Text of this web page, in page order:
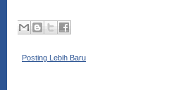
Posting Lebih Baru